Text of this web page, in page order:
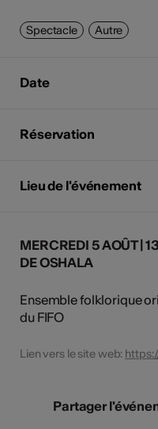
Spectacle Autre
Date
Réservation
Lieu de l'événement
MERCREDI 5 AOÛT |
DE OSHALA
Ensemble folklorique
du FIFO
Lien vers le site web:
Partager